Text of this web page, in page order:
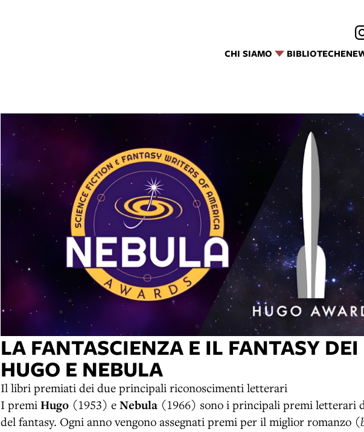
CHI SIAMO BIBLIOTECHE
LA FANTASCIENZA E IL FANTASY
HUGO E NEBULA
Il libri premiati dei due principali riconoscimenti letterari
I premi Hugo (1953) e Nebula (1966) sono i principali premi letterari
del fantasy. Ogni anno vengono assegnati premi per il miglior romanzo (